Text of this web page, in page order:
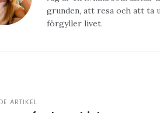
grunden, att resa och att ta
förgyller livet.
ARTIKEL